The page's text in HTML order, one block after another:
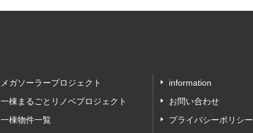
メガソーラープロジェクト
一棟まるごとリノベプロジェクト
一棟物件一覧
information
お問い合わせ
プライバシーポリシー